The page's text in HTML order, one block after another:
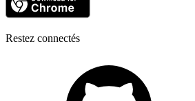
Restez connectés